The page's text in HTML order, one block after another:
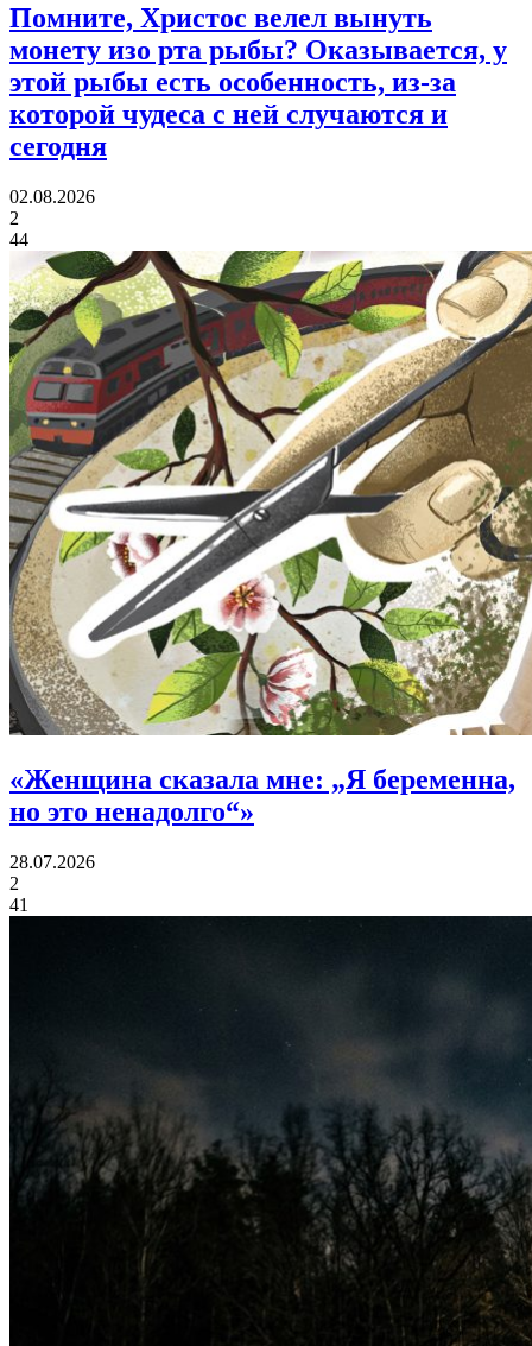
Помните, Христос велел вынуть
монету изо рта рыбы? Оказывается, у
этой рыбы есть особенность, из-за
которой чудеса с ней случаются и
сегодня
02.08.2026
2
44
«Женщина сказала мне: „Я беременна,
но это ненадолго“»
28.07.2026
2
41